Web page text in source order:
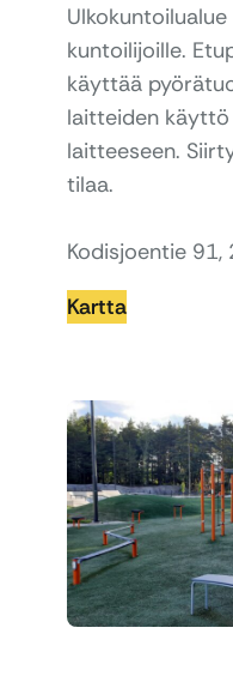
kuntoilijoille.
käyttää
laitteiden
laitteeseen.
tilaa.
Kodisjoentie 91,
Kartta